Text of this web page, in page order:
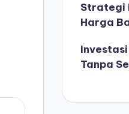
Strategi
Harga
Investasi
Tanpa